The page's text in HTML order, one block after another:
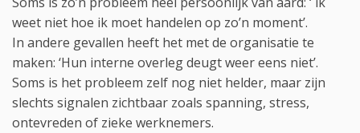
weet niet hoe ik moet handelen op zo’n moment’.
In andere gevallen heeft het met de organisatie te
maken: ‘Hun interne overleg deugt weer eens niet’.
Soms is het probleem zelf nog niet helder, maar zijn
slechts signalen zichtbaar zoals spanning, stress,
ontevreden of zieke werknemers.